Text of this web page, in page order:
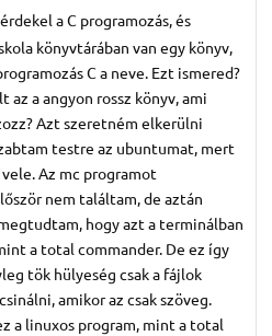
a C programozás, és
könyvtárában van egy könyv,
C a neve. Ezt ismered?
az a angyon rossz könyv, ami
Azt szeretném elkerülni
testre az ubuntumat, mert
Az mc programot
nem találtam, de aztán
hogy azt a terminálban
a total commander. De ez így
tök hülyeség csak a fájlok
amikor az csak szöveg.
a linuxos program, mint a total